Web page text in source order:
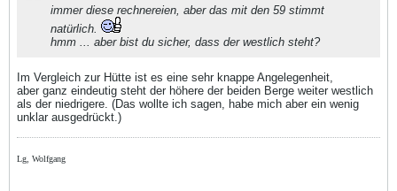
immer diese rechnereien, aber das mit den 59 stimmt
natürlich.
hmm ... aber bist du sicher, dass der westlich steht?
Im Vergleich zur Hütte ist es eine sehr knappe Angelegenheit,
aber ganz eindeutig steht der höhere der beiden Berge weiter westlich
als der niedrigere. (Das wollte ich sagen, habe mich aber ein wenig
unklar ausgedrückt.)
Lg, Wolfgang